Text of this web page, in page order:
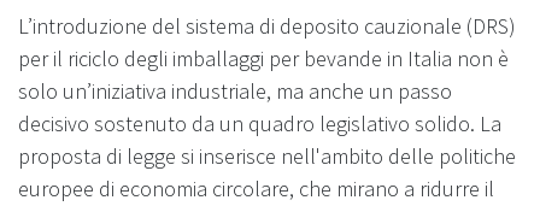
L’introduzione del sistema di deposito cauzionale (DRS)
per il riciclo degli imballaggi per bevande in Italia non è
solo un’iniziativa industriale, ma anche un passo
decisivo sostenuto da un quadro legislativo solido. La
proposta di legge si inserisce nell'ambito delle politiche
europee di economia circolare, che mirano a ridurre il